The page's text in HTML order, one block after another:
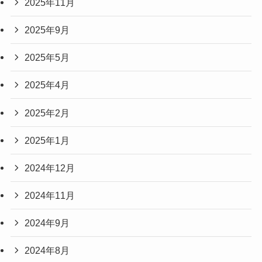
2025年11月
2025年9月
2025年5月
2025年4月
2025年2月
2025年1月
2024年12月
2024年11月
2024年9月
2024年8月